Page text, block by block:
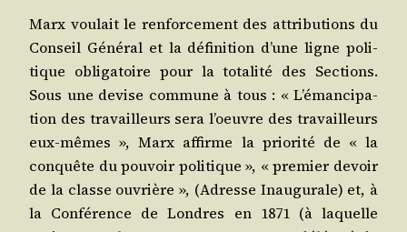
Marx vou­lait le ren­for­ce­ment des attri­bu­tions du
Conseil Géné­ral et la défi­ni­tion d’une ligne poli­
tique obli­ga­toire pour la tota­li­té des Sec­tions.
Sous une devise com­mune à tous : « L’é­man­ci­pa­
tion des tra­vailleurs sera l’oeuvre des tra­vailleurs
eux-mêmes », Marx affirme la prio­ri­té de « la
conquête du pou­voir poli­tique », « pre­mier devoir
de la classe ouvrière », (Adresse Inau­gu­rale) et, à
la Confé­rence de Londres en 1871 (à laquelle